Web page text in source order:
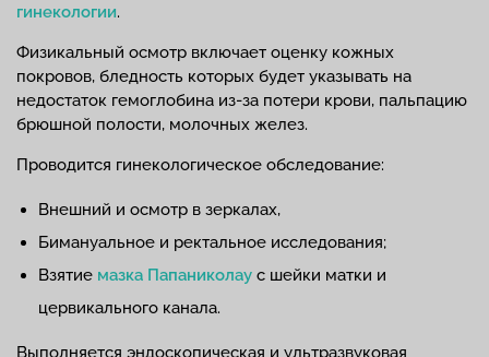
гинекологии.
Физикальный осмотр включает оценку кожных
покровов, бледность которых будет указывать на
недостаток гемоглобина из-за потери крови, пальпацию
брюшной полости, молочных желез.
Проводится гинекологическое обследование:
Внешний и осмотр в зеркалах,
Бимануальное и ректальное исследования;
Взятие мазка Папаниколау с шейки матки и
цервикального канала.
Выполняется эндоскопическая и ультразвуковая